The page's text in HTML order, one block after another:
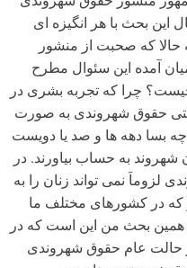
بحث با هر انگیزه ای
که صحبت از منشور
آمده این سئوال مطرح
چرا که تجربه بشری در
حقوق شهروندی به صورت
بسا دهه ها و صد یا دویست
به حساب بیاورند. در
لزوماَ نمی تواند زنان را به
که در کشورهای مختلف ما
همین بحث من این است که در
حالت عام حقوق شهروندی